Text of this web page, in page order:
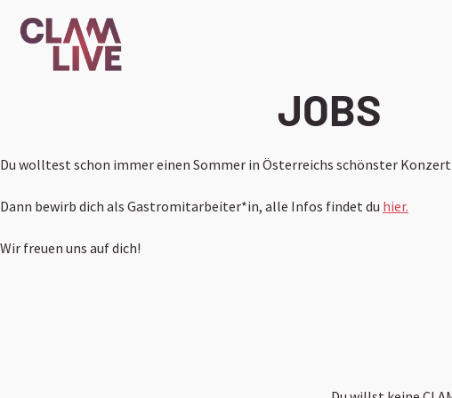
JOBS
Du wolltest schon immer einen Sommer in Österreichs schönster
Dann bewirb dich als Gastromitarbeiter*in, alle Infos findet du hier.
Wir freuen uns auf dich!